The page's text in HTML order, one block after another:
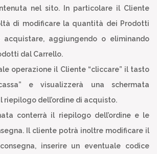
nel sito. In particolare il Cliente
di modificare la quantità dei Prodotti
acquistare, aggiungendo o eliminando
dal Carrello.
operazione il Cliente “cliccare” il tasto
e visualizzerà una schermata
riepilogo dell’ordine di acquisto.
conterrà il riepilogo dell’ordine e le
Il cliente potrà inoltre modificare il
inserire un eventuale codice